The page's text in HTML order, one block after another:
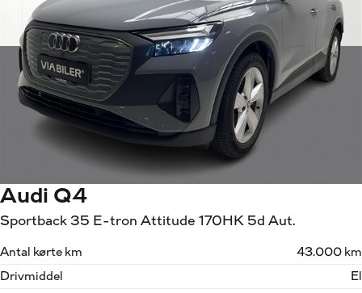
Audi Q4
Sportback 35 E-tron Attitude 170HK 5d Aut.
Antal kørte km
43.000 km
Drivmiddel
El